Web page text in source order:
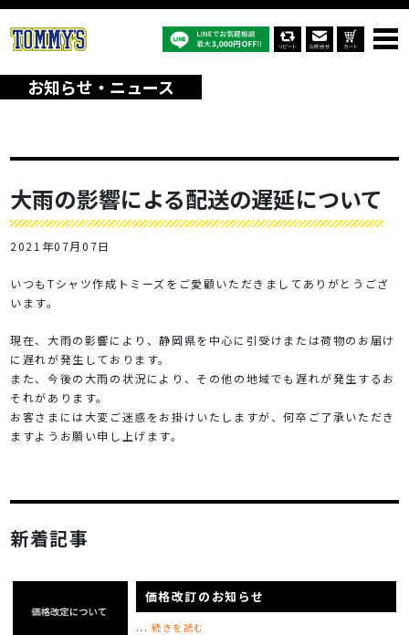
大雨の影響による配送の遅延について
お知らせ・ニュース
大雨の影響による配送の遅延について
2021年07月07日
いつもTシャツ作成トミーズをご愛顧いただきましてありがとうござ
います。
現在、大雨の影響により、静岡県を中心に引受けまたは荷物のお届け
に遅れが発生しております。
また、今後の大雨の状況により、その他の地域でも遅れが発生するお
それがあります。
お客さまには大変ご迷惑をお掛けいたしますが、何卒ご了承いただき
ますようお願い申し上げます。
新着記事
価格改訂のお知らせ
... 続きを読む